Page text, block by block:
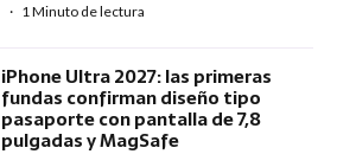
· 1 Minuto de lectura
iPhone Ultra 2027: las primeras
fundas confirman diseño tipo
pasaporte con pantalla de 7,8
pulgadas y MagSafe